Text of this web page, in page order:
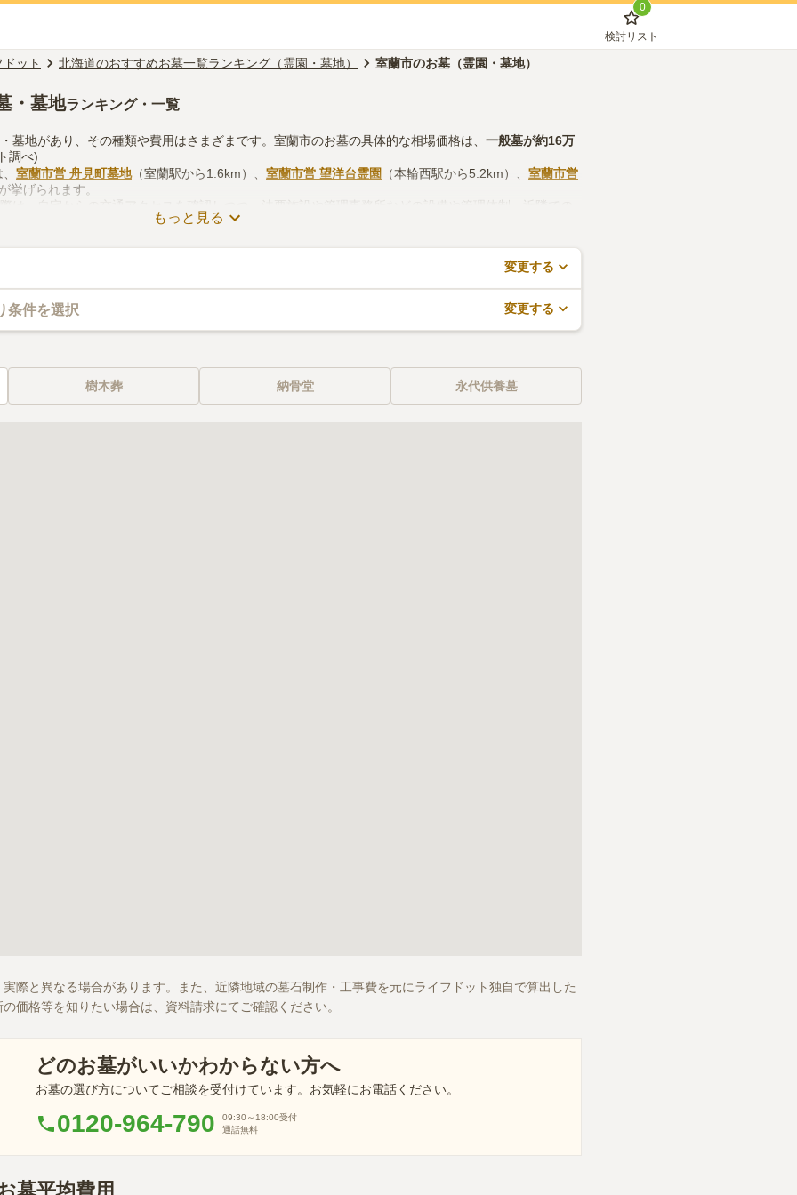
0
検討リスト
ット 北海道のおすすめお墓一覧ランキング（霊園・墓地） 室蘭市のお墓（霊園・墓地）
・墓地ランキング・一覧
墓地があり、その種類や費用はさまざまです。室蘭市のお墓の具体的な相場価格は、 一般墓が約16万
調べ)
室蘭市営 舟見町墓地（室蘭駅から1.6km）、 室蘭市営 望洋台霊園 （本輪西駅から5.2km）、 室蘭市営
挙げられます。
は、自宅からの交通アクセスを確認しつつ、法要施設や管理事務所などの設備や管理体制、近隣での
慮して選ぶとよいでしょう。資料請求や見学予約が無料でできますので、活用してみてください。
もっと見る
変更する
条件を選択 変更する
樹木葬 納骨堂 永代供養墓
際と異なる場合があります。また、近隣地域の墓石制作・工事費を元にライフドット独自で算出した
価格等を知りたい場合は、資料請求にてご確認ください。
どのお墓がいいかわからない方へ
お墓の選び方についてご相談を受付けています。お気軽にお電話ください。
0120-964-790 09:30～18:00受付
通話無料
墓平均費用